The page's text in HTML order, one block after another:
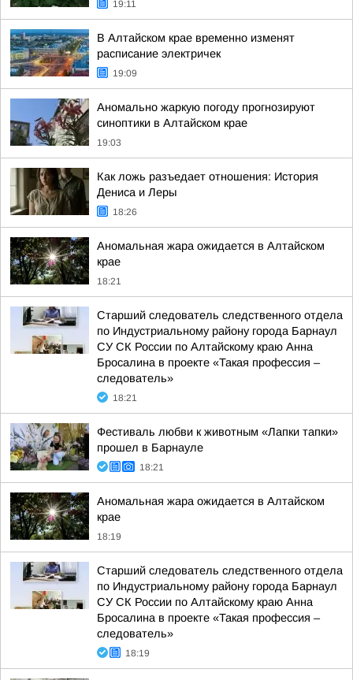
19:11
В Алтайском крае временно изменят
расписание электричек
19:09
Аномально жаркую погоду прогнозируют
синоптики в Алтайском крае
19:03
Как ложь разъедает отношения: История
Дениса и Леры
18:26
Аномальная жара ожидается в Алтайском
крае
18:21
Старший следователь следственного отдела
по Индустриальному району города Барнаул
СУ СК России по Алтайскому краю Анна
Бросалина в проекте «Такая профессия –
следователь»
18:21
Фестиваль любви к животным «Лапки тапки»
прошел в Барнауле
18:21
Аномальная жара ожидается в Алтайском
крае
18:19
Старший следователь следственного отдела
по Индустриальному району города Барнаул
СУ СК России по Алтайскому краю Анна
Бросалина в проекте «Такая профессия –
следователь»
18:19